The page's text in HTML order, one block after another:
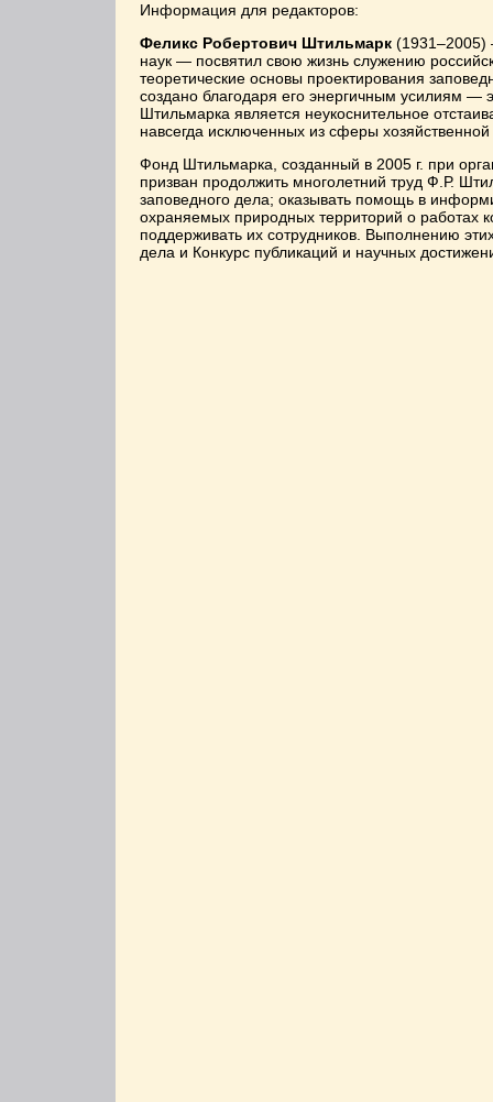
Информация для редакторов:
Феликс Робертович Штильмарк (1931–2005)
наук — посвятил свою жизнь служению
теоретические основы проектирования
создано благодаря его энергичным усилиям —
Штильмарка является неукоснительное
навсегда исключенных из сферы хозяйственной
Фонд Штильмарка, созданный в 2005 г. при
призван продолжить многолетний труд Ф.Р.
заповедного дела; оказывать помощь в
охраняемых природных территорий о работах
поддерживать их сотрудников. Выполнению
дела и Конкурс публикаций и научных